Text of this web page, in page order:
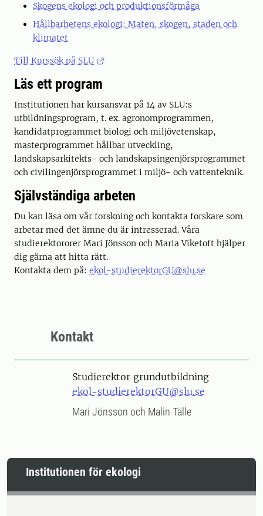
Skogens ekologi och produktionsförmåga
Hållbarhetens ekologi: Maten, skogen, staden och
klimatet
Till Kurssök på SLU
Läs ett program
Institutionen har kursansvar på 14 av SLU:s
utbildningsprogram, t. ex. agronomprogrammen,
kandidatprogrammet biologi och miljövetenskap,
masterprogrammet hållbar utveckling,
landskapsarkitekts- och landskapsingenjörsprogrammet
och civilingenjörsprogrammet i miljö- och vattenteknik.
Självständiga arbeten
Du kan läsa om vår forskning och kontakta forskare som
arbetar med det ämne du är intresserad. Våra
studierektororer Mari Jönsson och Maria Viketoft hjälper
dig gärna att hitta rätt.
Kontakta dem på: ekol-studierektorGU@slu.se
Kontakt
Studierektor grundutbildning
ekol-studierektorGU@slu.se
Mari Jönsson och Malin Tälle
Institutionen för ekologi